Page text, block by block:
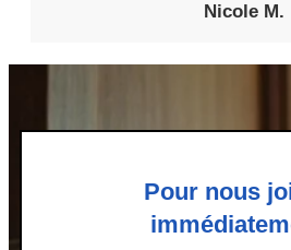
Nicole M.
Pour nous